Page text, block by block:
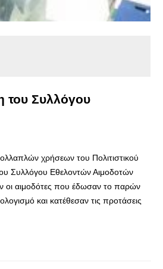
του Συλλόγου
χρήσεων του Πολιτιστικού
Συλλόγου Εθελοντών Αιμοδοτών
οι αιμοδότες που έδωσαν το παρών
και κατέθεσαν τις προτάσεις